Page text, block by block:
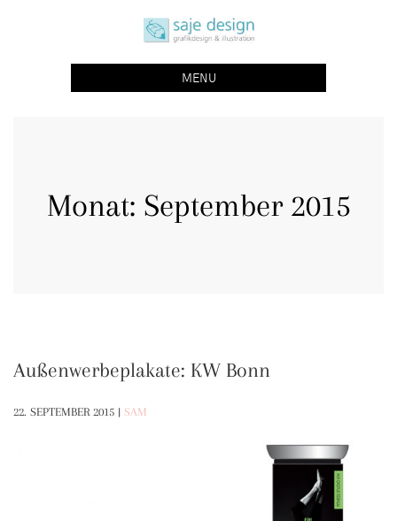
saje design bonn
grafikdesign | buchgestaltung | illustration
MENU
Monat: September 2015
Außenwerbeplakate: KW Bonn
22. SEPTEMBER 2015 | SAM